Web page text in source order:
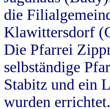
die
Klawittersdorf
Die Pfarrei
selbständige
Stabitz und ein
wurden